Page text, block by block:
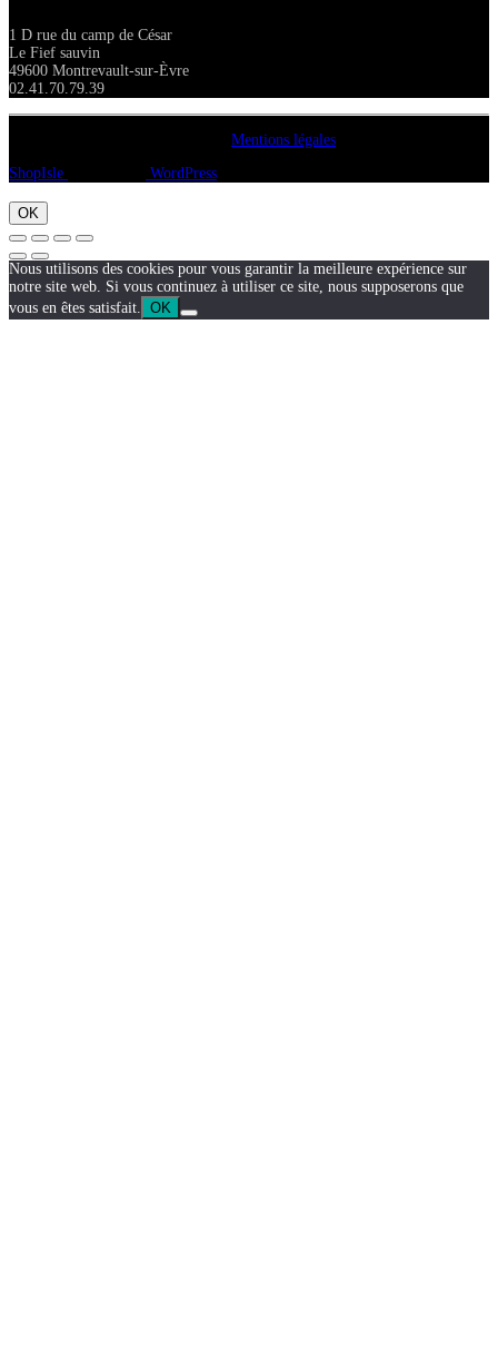
1 D rue du camp de César
Le Fief sauvin
49600 Montrevault-sur-Èvre
02.41.70.79.39
Mentions légales
ShopIsle
WordPress
OK
Nous utilisons des cookies pour vous garantir la meilleure expérience sur
notre site web. Si vous continuez à utiliser ce site, nous supposerons que
vous en êtes satisfait.
OK